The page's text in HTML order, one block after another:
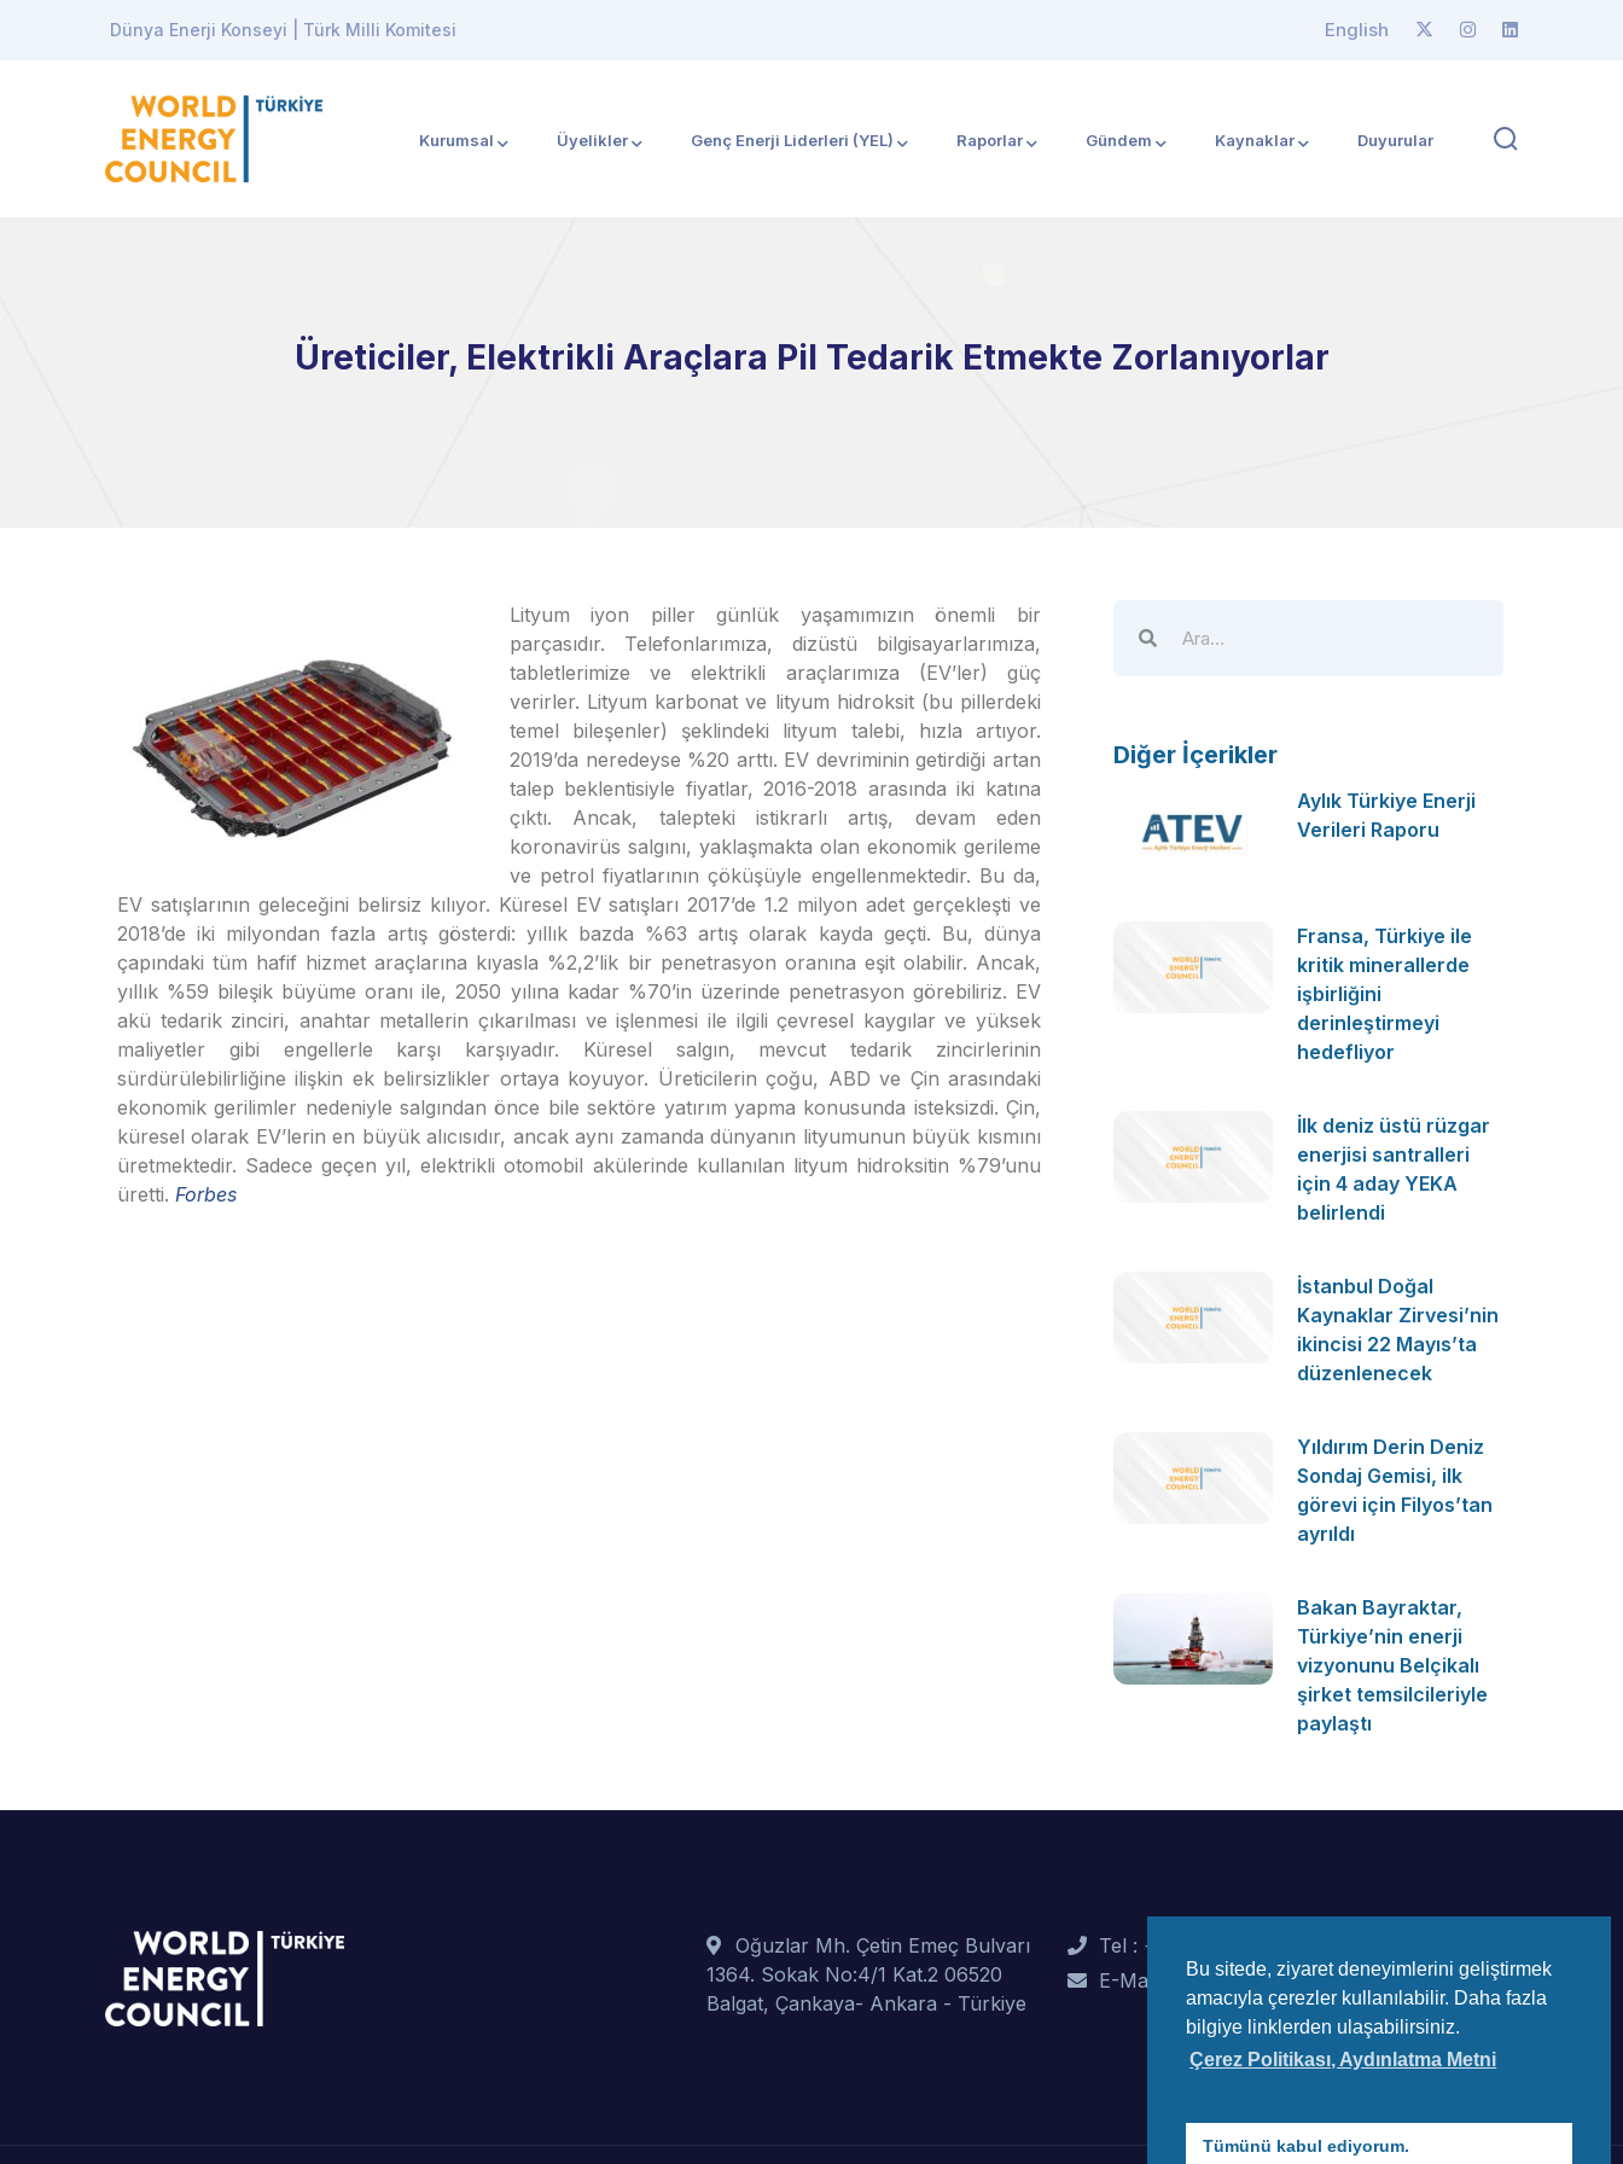
Dünya Enerji Konseyi | Türk Milli Komitesi English
Kurumsal Üyelikler Genç Enerji Liderleri (YEL) Raporlar Gündem Kaynaklar Duyurular
Üreticiler, Elektrikli Araçlara Pil Tedarik Etmekte Zorlanıyorlar
Lityum iyon piller günlük yaşamımızın önemli bir
parçasıdır. Telefonlarımıza, dizüstü bilgisayarlarımıza,
tabletlerimize ve elektrikli araçlarımıza (EV’ler) güç
verirler. Lityum karbonat ve lityum hidroksit (bu pillerdeki
temel bileşenler) şeklindeki lityum talebi, hızla artıyor.
2019’da neredeyse %20 arttı. EV devriminin getirdiği artan
talep beklentisiyle fiyatlar, 2016-2018 arasında iki katına
çıktı. Ancak, talepteki istikrarlı artış, devam eden
koronavirüs salgını, yaklaşmakta olan ekonomik gerileme
ve petrol fiyatlarının çöküşüyle engellenmektedir. Bu da,
EV satışlarının geleceğini belirsiz kılıyor. Küresel EV satışları 2017’de 1.2 milyon adet gerçekleşti ve
2018’de iki milyondan fazla artış gösterdi: yıllık bazda %63 artış olarak kayda geçti. Bu, dünya
çapındaki tüm hafif hizmet araçlarına kıyasla %2,2’lik bir penetrasyon oranına eşit olabilir. Ancak,
yıllık %59 bileşik büyüme oranı ile, 2050 yılına kadar %70’in üzerinde penetrasyon görebiliriz. EV
akü tedarik zinciri, anahtar metallerin çıkarılması ve işlenmesi ile ilgili çevresel kaygılar ve yüksek
maliyetler gibi engellerle karşı karşıyadır. Küresel salgın, mevcut tedarik zincirlerinin
sürdürülebilirliğine ilişkin ek belirsizlikler ortaya koyuyor. Üreticilerin çoğu, ABD ve Çin arasındaki
ekonomik gerilimler nedeniyle salgından önce bile sektöre yatırım yapma konusunda isteksizdi. Çin,
küresel olarak EV’lerin en büyük alıcısıdır, ancak aynı zamanda dünyanın lityumunun büyük kısmını
üretmektedir. Sadece geçen yıl, elektrikli otomobil akülerinde kullanılan lityum hidroksitin %79’unu
üretti. Forbes
Diğer İçerikler
Aylık Türkiye Enerji
Verileri Raporu
Fransa, Türkiye ile
kritik minerallerde
işbirliğini
derinleştirmeyi
hedefliyor
İlk deniz üstü rüzgar
enerjisi santralleri
için 4 aday YEKA
belirlendi
İstanbul Doğal
Kaynaklar Zirvesi’nin
ikincisi 22 Mayıs’ta
düzenlenecek
Yıldırım Derin Deniz
Sondaj Gemisi, ilk
görevi için Filyos’tan
ayrıldı
Bakan Bayraktar,
Türkiye’nin enerji
vizyonunu Belçikalı
şirket temsilcileriyle
paylaştı
Oğuzlar Mh. Çetin Emeç Bulvarı
1364. Sokak No:4/1 Kat.2 06520
Balgat, Çankaya- Ankara - Türkiye
Tel : +90 (312) 442 82 78
E-Mail : info@wec-turkiye.org.tr
Bu sitede, ziyaret deneyimlerini geliştirmek
amacıyla çerezler kullanılabilir. Daha fazla
bilgiye linklerden ulaşabilirsiniz.
Çerez Politikası, Aydınlatma Metni
Tümünü kabul ediyorum.